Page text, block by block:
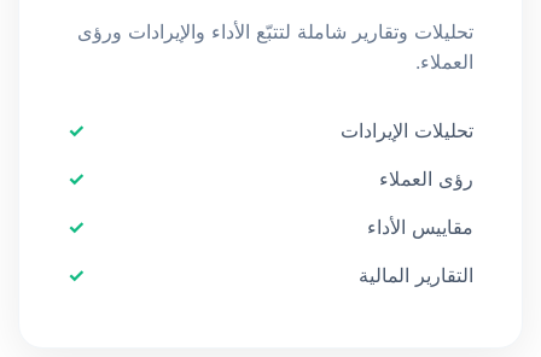
تحليلات وتقارير شاملة لتتبّع الأداء والإيرادات ورؤى
العملاء.
تحليلات الإيرادات
رؤى العملاء
مقاييس الأداء
التقارير المالية